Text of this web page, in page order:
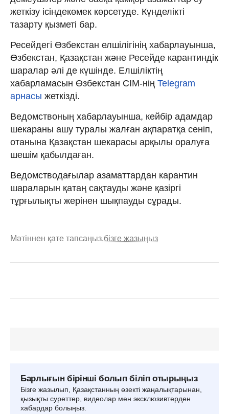
жеткізу ісіндекөмек көрсетуде. Күнделікті
тазарту қызметі бар.
Ресейдегі Өзбекстан елшілігінің хабарлауынша,
Өзбекстан, Қазақстан және Ресейде карантиндік
шаралар әлі де күшінде. Елшіліктің
хабарламасын Өзбекстан СІМ-нің Telegram
арнасы жеткізді.
Ведомствоның хабарлауынша, кейбір адамдар
шекараны ашу туралы жалған ақпаратқа сеніп,
отанына Қазақстан шекарасы арқылы оралуға
шешім қабылдаған.
Ведомстводағылар азаматтардан карантин
шараларын қатаң сақтауды және қазіргі
тұрғылықты жерінен шықпауды сұрады.
Мәтіннен қате тапсаңыз,бізге жазыңыз
Барлығын бірінші болып біліп отырыңыз
Бізге жазылып, Қазақстанның өзекті жаңалықтарынан,
қызықты суреттер, видеолар мен эксклюзивтерден
хабардар болыңыз.